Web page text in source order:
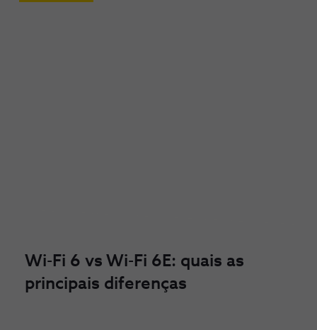
Wi-Fi 6 vs Wi-Fi 6E: quais as
principais diferenças